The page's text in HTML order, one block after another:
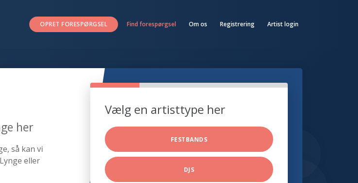
OPRET FORESPØRGSEL Find forespørgsel Om os Registrering Artist login
her
så kan vi
eller
Vælg en artisttype her
FESTBANDS
DJS